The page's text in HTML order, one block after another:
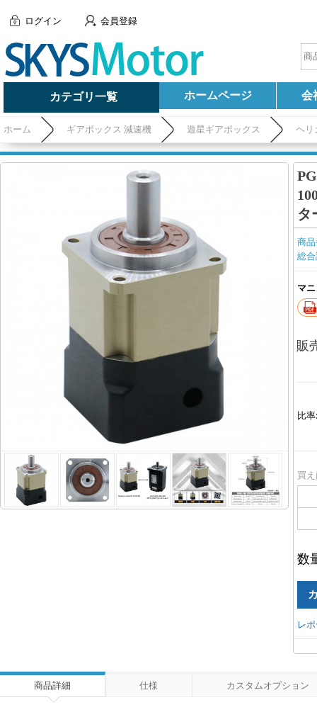
ログイン 会員登録
カテゴリ一覧 ホームページ 会
ホーム ギアボックス 減速機 遊星ギアボックス ヘリ
ター用)
タ
商
総
マ
販
比率:
買
数
レ
商品詳細 仕様 カスタムオプション